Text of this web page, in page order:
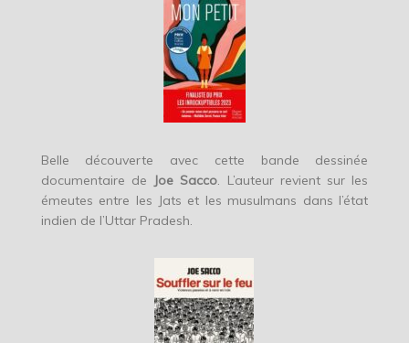
Belle découverte avec cette bande dessinée
documentaire de Joe Sacco. L’auteur revient sur les
émeutes entre les Jats et les musulmans dans l’état
indien de l’Uttar Pradesh.